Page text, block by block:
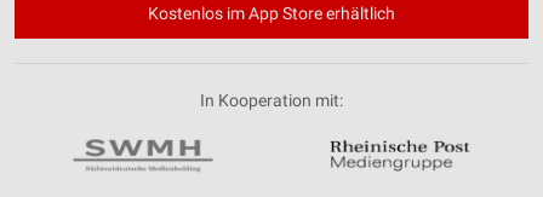
Kostenlos im App Store erhältlich
In Kooperation mit: